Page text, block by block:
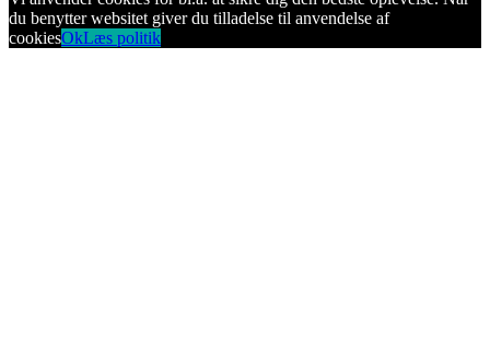
du benytter websitet giver du tilladelse til anvendelse af
cookiesOkLæs politik